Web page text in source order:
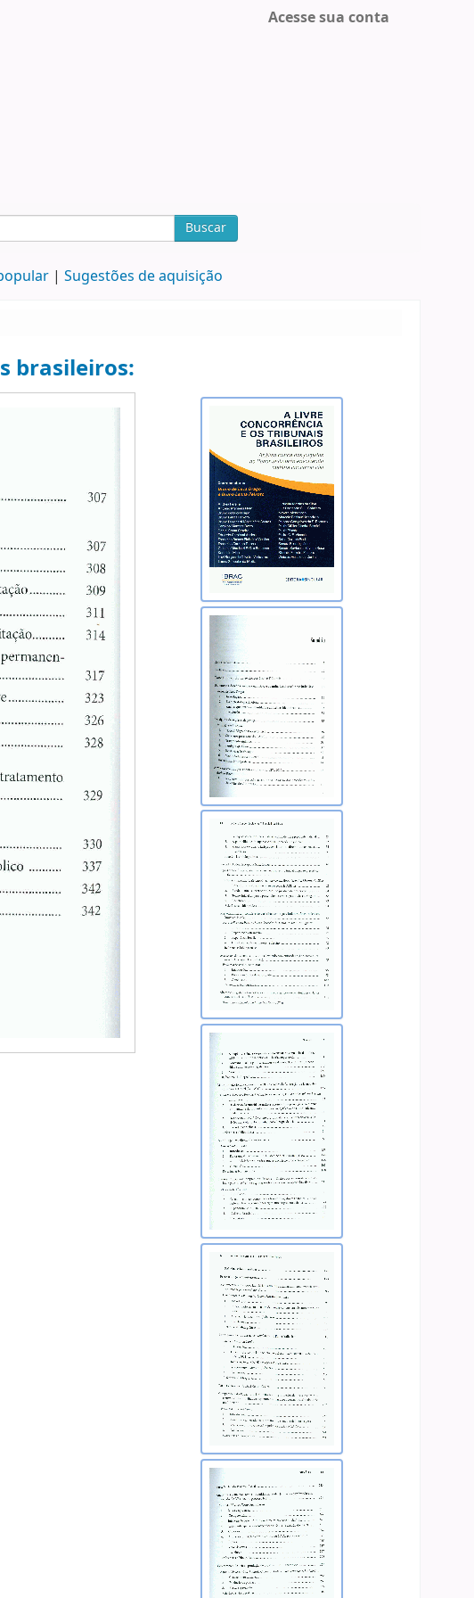
Acesse sua conta
Buscar
Sugestões de aquisição
brasileiros: